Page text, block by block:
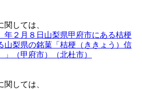
しては、
年２月８日山梨県甲府市にある桔梗
山梨県の銘菓「桔梗（ききょう）信
（甲府市）（北杜市）
しては、